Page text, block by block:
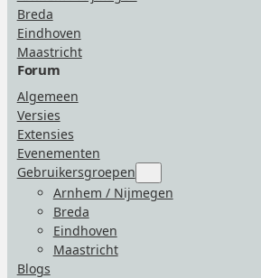
Breda
Eindhoven
Maastricht
Forum
Algemeen
Versies
Extensies
Evenementen
Gebruikersgroepen
for
“Gebruikersgroepen”
Arnhem / Nijmegen
Breda
Eindhoven
Maastricht
Blogs